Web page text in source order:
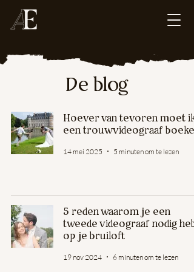
De blog
Hoever van tevoren moet ik
een trouwvideograaf
14 mei 2025 5 minuten om te lezen
5 reden waarom je een
tweede videograaf nodig hebt
op je bruiloft
19 nov 2024 6 minuten om te lezen